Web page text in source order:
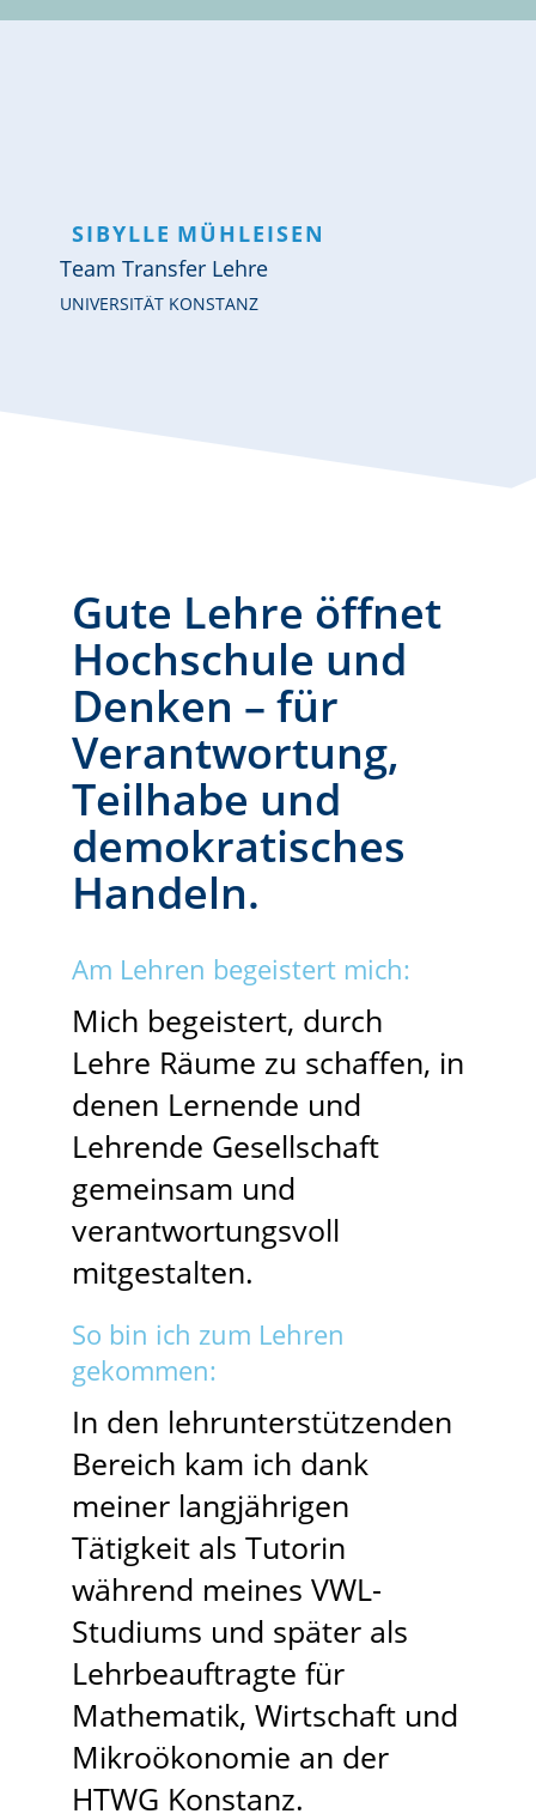
SIBYLLE MÜHLEISEN
Team Transfer Lehre
UNIVERSITÄT KONSTANZ
Gute Lehre öffnet
Hochschule und
Denken – für
Verantwortung,
Teilhabe und
demokratisches
Handeln.
Am Lehren begeistert mich:
Mich begeistert, durch
Lehre Räume zu schaffen, in
denen Lernende und
Lehrende Gesellschaft
gemeinsam und
verantwortungsvoll
mitgestalten.
So bin ich zum Lehren
gekommen:
In den lehrunterstützenden
Bereich kam ich dank
meiner langjährigen
Tätigkeit als Tutorin
während meines VWL-
Studiums und später als
Lehrbeauftragte für
Mathematik, Wirtschaft und
Mikroökonomie an der
HTWG Konstanz.